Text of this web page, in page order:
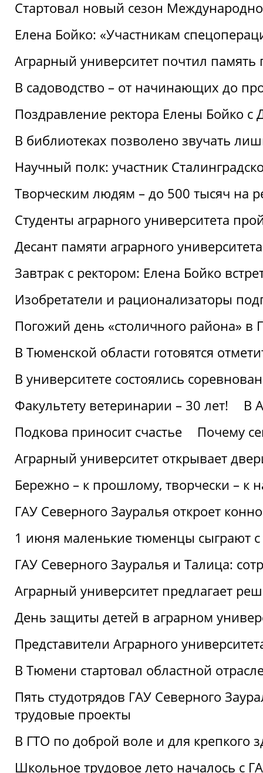
Стартовал новый сезон
Елена Бойко: «Участникам
Аграрный университет почтил
В садоводство – от начинающих до
Поздравление ректора Елены Бойко
В библиотеках позволено звучать
Научный полк: участник
Творческим людям – до 500 тысяч на
Студенты аграрного университета
Десант памяти аграрного
Завтрак с ректором: Елена Бойко
Изобретатели и рационализаторы
Погожий день «столичного района» в
В Тюменской области готовятся
В университете состоялись
Факультету ветеринарии – 30 лет!
В
Подкова приносит счастье
Почему
Аграрный университет открывает
Бережно – к прошлому, творчески – к
ГАУ Северного Зауралья откроет
1 июня маленькие тюменцы сыграют с
ГАУ Северного Зауралья и Талица:
Аграрный университет предлагает
День защиты детей в аграрном
Представители Аграрного
В Тюмени стартовал областной
Пять студотрядов ГАУ Северного
трудовые проекты
В ГТО по доброй воле и для крепкого
Школьное трудовое лето началось с